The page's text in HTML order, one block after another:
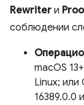
Rewriter и
соблюдении
macOS
Linux; или
16389.0.0